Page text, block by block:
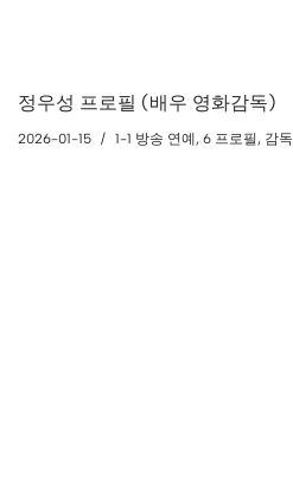
정우성 프로필 (배우 영화감독)
2026-01-15 1-1 방송 연예, 6 프로필, 감독